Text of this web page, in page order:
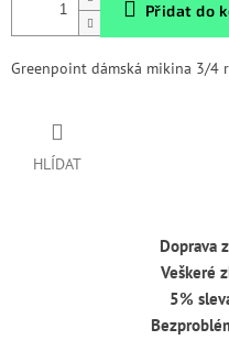
Přidat do
Greenpoint dámská mikina 3/4
HLÍDAT
Doprava
Veškeré
5%